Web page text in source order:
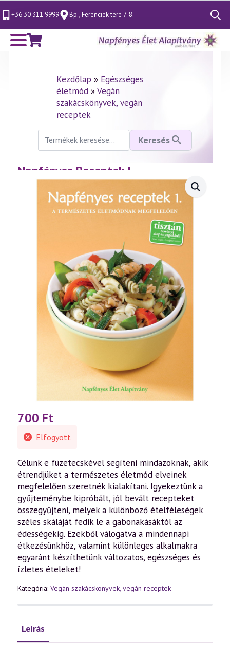
+36 30 311 9999 Bp., Ferenciek tere 7-8.
Search
for:
Kezdőlap » Egészséges
életmód»Vegán
szakácskönyvek, vegán
receptek
Keresés
következőre:
Keresés
Napfényes Receptek I. –
vegetáriánus receptek
700 Ft
Elfogyott
Célunk e füzetecskével segíteni mindazoknak, akik
étrendjüket a természetes életmód elveinek
megfelelően szeretnék kialakítani. Igyekeztünk a
gyűjteménybe kipróbált, jól bevált recepteket
összegyűjteni, melyek a különböző ételféleségek
széles skáláját fedik le a gabonakásáktól az
édességekig. Ezekből válogatva a mindennapi
étkezésünkhöz, valamint különleges alkalmakra
egyaránt készíthetünk változatos, egészséges és
ízletes ételeket!
Kategória: Vegán szakácskönyvek, vegán receptek
Leírás